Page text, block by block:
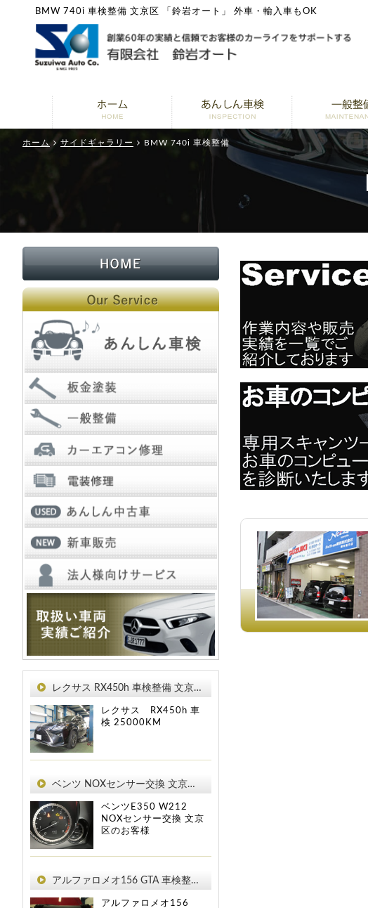
BMW 740i 車検整備 文京区 「鈴岩オート」 外車・輸入車もOK
ホーム サイドギャラリー BMW 740i 車検整備
レクサス RX450h 車検整備 文京区のお客様
レクサス RX450h 車
検 25000KM
ベンツ NOXセンサー交換 文京区のお客様
ベンツE350 W212
NOXセンサー交換 文京
区のお客様
アルファロメオ156 GTA 車検整備 文京区のお客様
アルファロメオ156